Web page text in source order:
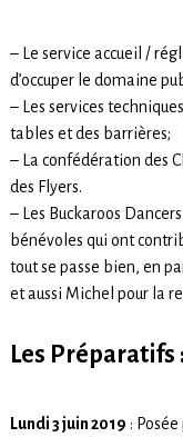
– Le service accueil /
d’occuper le domaine
– Les services
tables et des barrières;
– La confédération des
des Flyers.
– Les Buckaroos
bénévoles qui ont
tout se passe bien, en
et aussi Michel pour la
Les Préparatifs :
Lundi 3 juin 2019 :